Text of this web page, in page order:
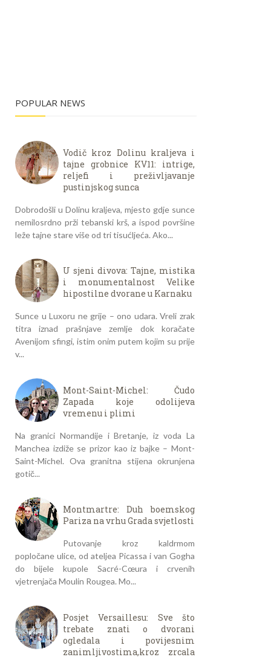
POPULAR NEWS
Vodič kroz Dolinu kraljeva i
tajne grobnice KV11: intrige,
reljefi i preživljavanje
pustinjskog sunca
Dobrodošli u Dolinu kraljeva, mjesto gdje sunce
nemilosrdno prži tebanski krš, a ispod površine
leže tajne stare više od tri tisućljeća. Ako...
U sjeni divova: Tajne, mistika
i monumentalnost Velike
hipostilne dvorane u Karnaku
Sunce u Luxoru ne grije – ono udara. Vreli zrak
titra iznad prašnjave zemlje dok koračate
Avenijom sfingi, istim onim putem kojim su prije
v...
Mont-Saint-Michel: Čudo
Zapada koje odolijeva
vremenu i plimi
Na granici Normandije i Bretanje, iz voda La
Manchea izdiže se prizor kao iz bajke – Mont-
Saint-Michel. Ova granitna stijena okrunjena
gotič...
Montmartre: Duh boemskog
Pariza na vrhu Grada svjetlosti
Putovanje kroz kaldrmom
popločane ulice, od ateljea Picassa i van Gogha
do bijele kupole Sacré-Cœura i crvenih
vjetrenjača Moulin Rougea. Mo...
Posjet Versaillesu: Sve što
trebate znati o dvorani
ogledala i povijesnim
zanimljivostima,kroz zrcala